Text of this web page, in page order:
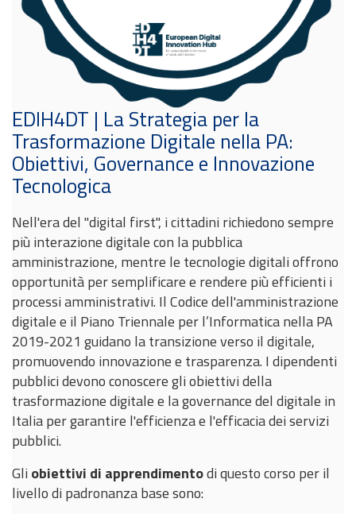
EDIH4DT | La Strategia per la
Trasformazione Digitale nella PA:
Obiettivi, Governance e Innovazione
Tecnologica
Nell'era del "digital first", i cittadini richiedono sempre
più interazione digitale con la pubblica
amministrazione, mentre le tecnologie digitali offrono
opportunità per semplificare e rendere più efficienti i
processi amministrativi. Il Codice dell'amministrazione
digitale e il Piano Triennale per l’Informatica nella PA
2019-2021 guidano la transizione verso il digitale,
promuovendo innovazione e trasparenza. I dipendenti
pubblici devono conoscere gli obiettivi della
trasformazione digitale e la governance del digitale in
Italia per garantire l'efficienza e l'efficacia dei servizi
pubblici.
Gli obiettivi di apprendimentodi questo corso per il
livello di padronanza base sono: